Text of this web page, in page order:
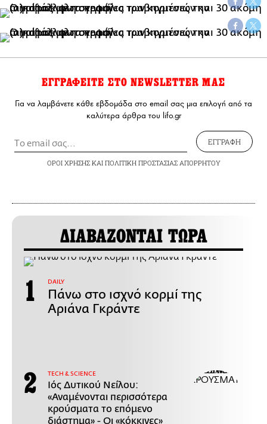
ΕΓΓΡΑΦΕΙΤΕ ΣΤΟ NEWSLETTER ΜΑΣ
Για να λαμβάνετε κάθε εβδομάδα στο email σας μια επιλογή από τα
καλύτερα άρθρα του lifo.gr
ΕΓΓΡΑΦΗ
ΟΡΟΙ ΧΡΗΣΗΣΚΑΙ ΠΟΛΙΤΙΚΗ ΠΡΟΣΤΑΣΙΑΣ ΑΠΟΡΡΗΤΟΥ
ΔΙΑΒΑΖΟΝΤΑΙ ΤΩΡΑ
DAILY
Πάνω στο ισχνό κορμί της
Αριάνα Γκράντε
ΤECH & SCIENCE
Ιός Δυτικού Νείλου:
«Αναμένονται περισσότερα
κρούσματα το επόμενο
διάστημα» - Οι «κόκκινες»